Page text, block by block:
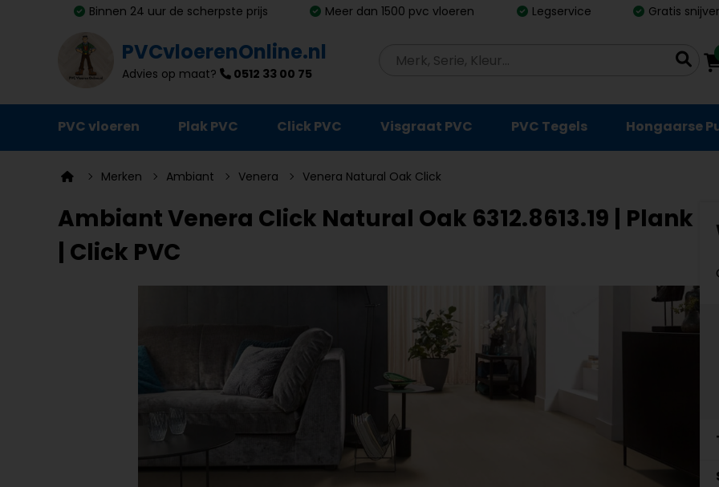
Binnen 24 uur de scherpste prijs Meer dan 1500 pvc vloeren Legservice Gratis
PVCvloerenOnline.nl
Advies op maat? 0512 33 00 75
PVC vloeren Plak PVC Click PVC Visgraat PVC PVC Tegels Hongaarse
Ondervloeren
Plinten
Deurmatten
Traprenovatie
Merken Ambiant Venera Venera Natural Oak Click
Ambiant Venera Click Natural Oak 6312.8613.19 | Plank
| Click PVC